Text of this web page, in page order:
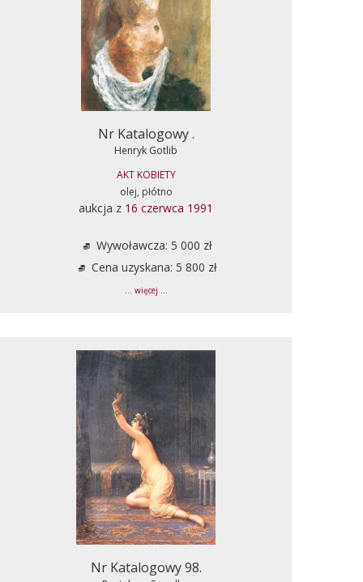
Nr Katalogowy .
Henryk Gotlib
AKT KOBIETY
olej, płótno
aukcja z 16 czerwca 1991
Wywoławcza: 5 000 zł
Cena uzyskana: 5 800 zł
... więcej ...
Nr Katalogowy 98.